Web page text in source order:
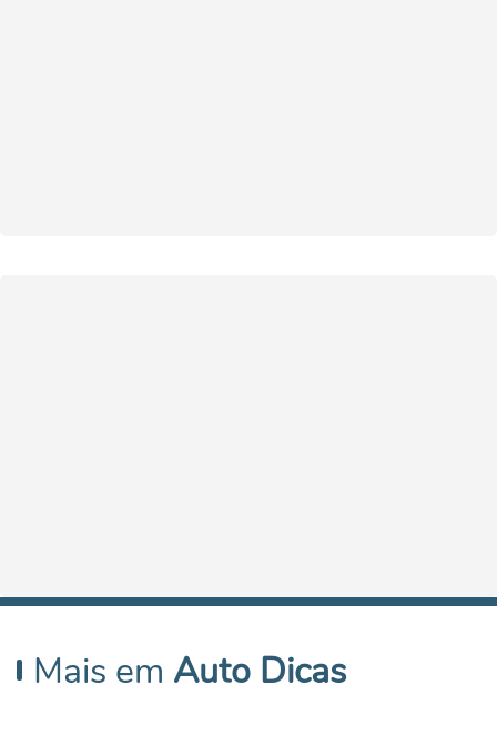
Mais em Auto Dicas